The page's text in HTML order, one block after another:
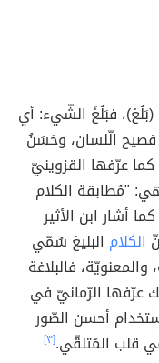
(بَلُغ)، فبَلُغَ الشّيء: أي
الّلسان، وحَسَنُ
كما عرّفها القزوينيّ
"مُطابقة الكلام
أشار ابن الأثير
الكلام البليغ سُمّي
فالبلاغة
عرّفها الرّمانيّ في
أحسن الصّور
قلب المُتلقّي.[٣]